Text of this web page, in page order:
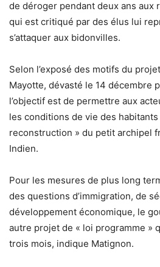
de déroger pendant deux ans aux
qui est critiqué par des élus lui
s’attaquer aux bidonvilles.
Selon l’exposé des motifs du
Mayotte, dévasté le 14 décembre
l’objectif est de permettre aux
les conditions de vie des
reconstruction » du petit archipel
Indien.
Pour les mesures de plus long
des questions d’immigration, de
développement économique, le
autre projet de « loi programme »
trois mois, indique Matignon.